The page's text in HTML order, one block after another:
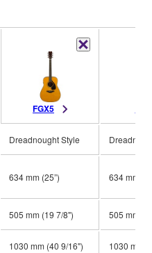
FGX5
Dreadnought Style
634 mm (25”) 634 mm
505 mm (19 7/8") 505 mm
1030 mm (40 9/16") 1030 mm